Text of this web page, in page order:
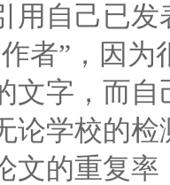
用自己已
者”，因
文字，而
论学校的
文的重复